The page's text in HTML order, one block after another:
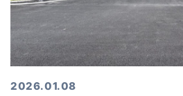
2026.01.08